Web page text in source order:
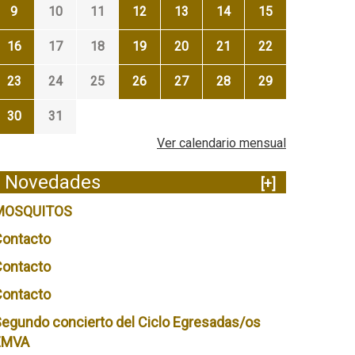
9 10 11 12 13 14 15
16 17 18 19 20 21 22
23 24 25 26 27 28 29
30
31
Ver calendario mensual
Novedades
[+]
concierto del Ciclo Egresadas/os